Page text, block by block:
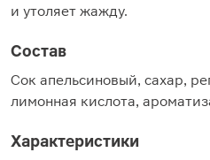
и утоляет жажду.
Состав
Сок апельсиновый, сахар,
лимонная кислота,
Характеристики